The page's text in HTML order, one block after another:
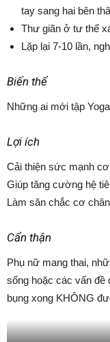
tay sang hai bên
Thư giãn ở tư thế
Lặp lại 7-10 lần,
Biến thể
Những ai mới tập
Lợi ích
Cải thiện sức mạnh
Giúp tăng cường hệ
Làm săn chắc cơ
Cẩn thận
Phụ nữ mang thai,
sống hoặc các vấn đề
bụng xong KHÔNG